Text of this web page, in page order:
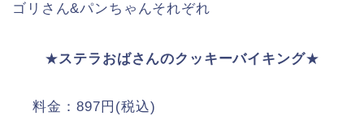
ゴリさん&パンちゃんそれぞれ
★ステラおばさんのクッキーバイキング★
料金：897円(税込)